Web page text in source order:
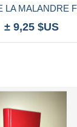
LA MALANDRE
± 9,25 $US